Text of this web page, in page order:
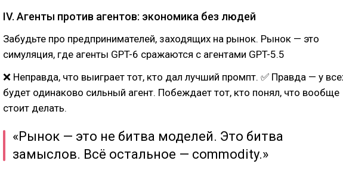
IV. Агенты против агентов: экономика без людей
Забудьте про предпринимателей, заходящих на рынок. Рынок — это
симуляция, где агенты GPT-6 сражаются с агентами GPT-5.5
❌ Неправда, что выиграет тот, кто дал лучший промпт. ✅ Правда — у
будет одинаково сильный агент. Побеждает тот, кто понял, что вообще
стоит делать.
«Рынок — это не битва моделей. Это битва
замыслов. Всё остальное — commodity.»